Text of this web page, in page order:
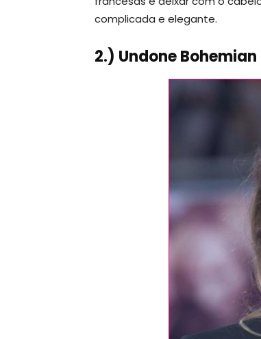
complicada e elegante.
2.) Undone